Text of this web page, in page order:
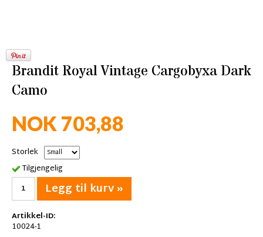
Brandit Royal Vintage Cargobyxa Dark
Camo
NOK 703,88
Storlek
Tilgjengelig
Legg til kurv »
Artikkel-ID:
10024-1